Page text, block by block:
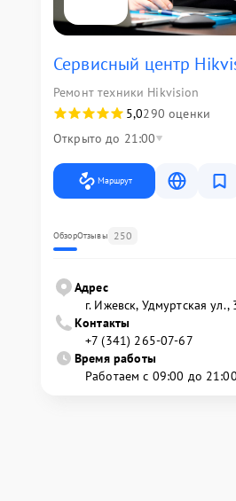
Сервисный центр
Ремонт техники Hikvision
5,0290 оценки
Открыто до 21:00
Маршрут
ОбзорОтзывы 250
Адрес
г. Ижевск, Удмуртская ул.,
Контакты
+7 (341) 265-07-67
Время работы
Работаем с 09:00 до 21:00